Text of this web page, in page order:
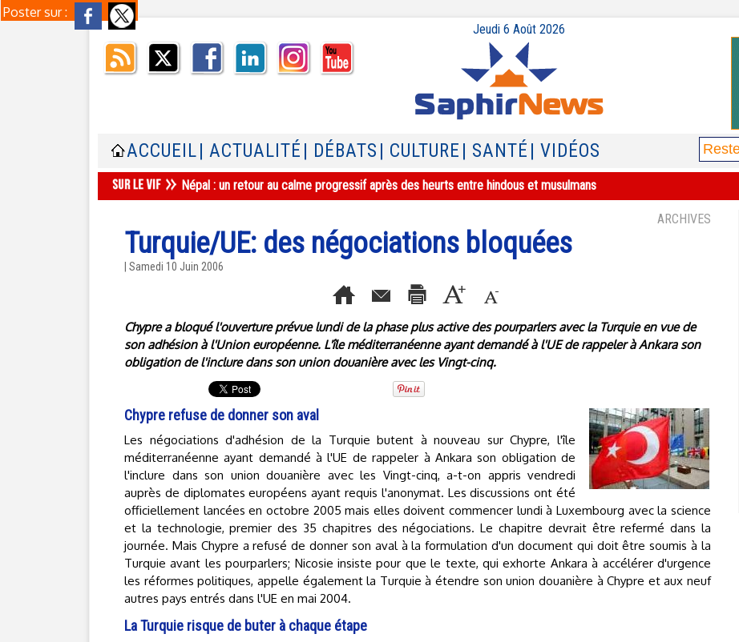
Poster sur :
Jeudi 6 Août 2026
ACCUEIL | ACTUALITÉ | DÉBATS | CULTURE | SANTÉ | VIDÉOS
Népal : un retour au calme progressif après des heurts entre hindous et musulmans
ARCHIVES
Turquie/UE: des négociations bloquées
| Samedi 10 Juin 2006
Chypre a bloqué l'ouverture prévue lundi de la phase plus active des pourparlers avec la Turquie en vue de
son adhésion à l'Union européenne. L'île méditerranéenne ayant demandé à l'UE de rappeler à Ankara son
obligation de l'inclure dans son union douanière avec les Vingt-cinq.
Chypre refuse de donner son aval
Les négociations d'adhésion de la Turquie butent à nouveau sur Chypre, l'île
méditerranéenne ayant demandé à l'UE de rappeler à Ankara son obligation de
l'inclure dans son union douanière avec les Vingt-cinq, a-t-on appris vendredi
auprès de diplomates européens ayant requis l'anonymat. Les discussions ont été
officiellement lancées en octobre 2005 mais elles doivent commencer lundi à Luxembourg avec la science
et la technologie, premier des 35 chapitres des négociations. Le chapitre devrait être refermé dans la
journée. Mais Chypre a refusé de donner son aval à la formulation d'un document qui doit être soumis à la
Turquie avant les pourparlers; Nicosie insiste pour que le texte, qui exhorte Ankara à accélérer d'urgence
les réformes politiques, appelle également la Turquie à étendre son union douanière à Chypre et aux neuf
autres pays entrés dans l'UE en mai 2004.
La Turquie risque de buter à chaque étape